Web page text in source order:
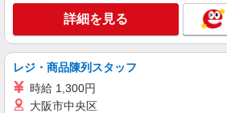
株式会社kotrio /●SD-H-1975252
本宮市★シフト柔軟で
けマンション
時給1350円〜2062
通費全支給(ガソリン代含
本宮市/来社不要/面
詳細を見る
レジ・商品陳列スタッフ
時給 1,300円
大阪市中央区